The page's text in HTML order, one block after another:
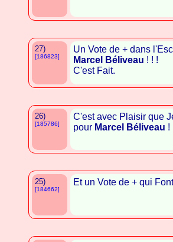
27)
[186823]
Un Vote de + dans
Marcel Béliveau ! ! !
C'est Fait.
26)
[185786]
C'est avec Plaisir que
pour Marcel Béliveau !
25)
[184662]
Et un Vote de + qui